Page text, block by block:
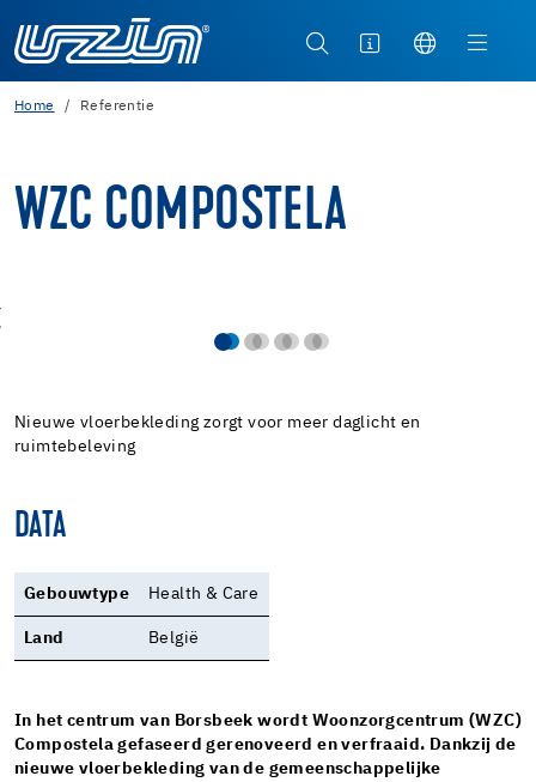
Home Referentie
WZC COMPOSTELA
Nieuwe vloerbekleding zorgt voor meer daglicht en
ruimtebeleving
DATA
Gebouwtype Health & Care
Land België
In het centrum van Borsbeek wordt Woonzorgcentrum (WZC)
Compostela gefaseerd gerenoveerd en verfraaid. Dankzij de
nieuwe vloerbekleding van de gemeenschappelijke